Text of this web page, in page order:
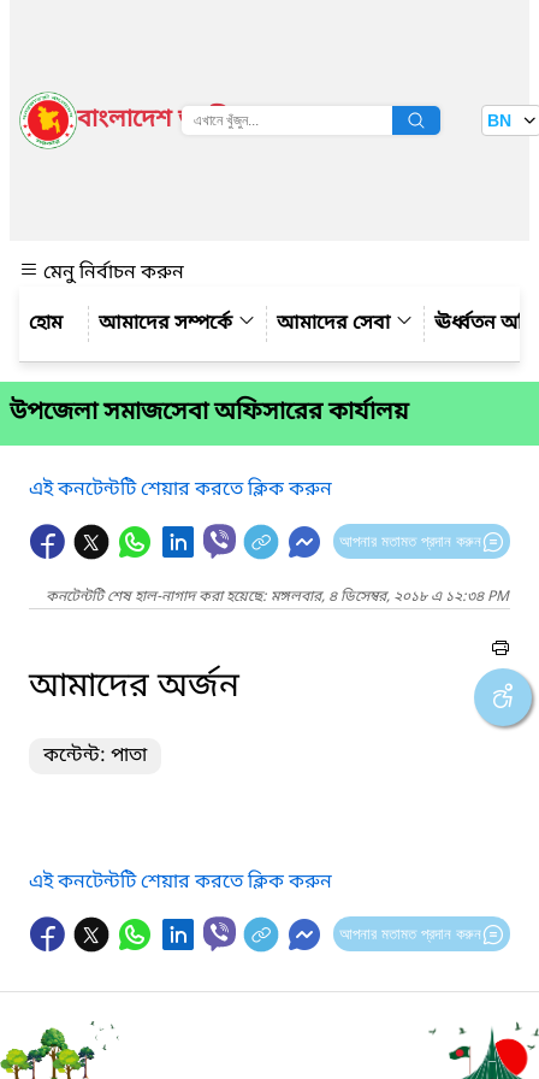
বাংলাদেশ জাতীয় তথ্য বাতায়ন BN
মেনু নির্বাচন করুন
আমাদের সম্পর্কে
আমাদের সেবা ঊর্ধ্বতন
উপজেলা সমাজসেবা অফিসারের কার্যালয়
এই কনটেন্টটি শেয়ার করতে ক্লিক করুন
আপনার মতামত প্রদান করুন
কনটেন্টটি শেষ হাল-নাগাদ করা হয়েছে: মঙ্গলবার, ৪ ডিসেম্বর, ২০১৮ এ ১২:৩৪ PM
আমাদের অর্জন
কন্টেন্ট: পাতা
এই কনটেন্টটি শেয়ার করতে ক্লিক করুন
আপনার মতামত প্রদান করুন